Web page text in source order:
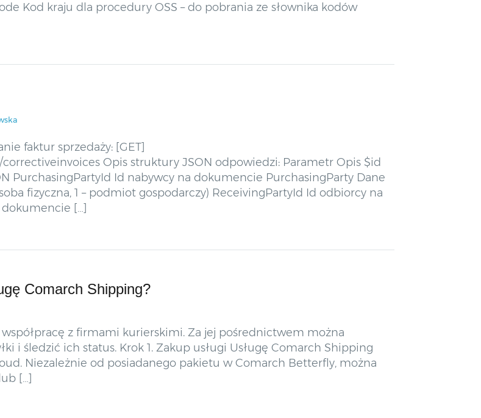
Kod kraju dla procedury OSS – do pobrania ze słownika kodów
faktur sprzedaży: [GET]
Opis struktury JSON odpowiedzi: Parametr Opis $id
PurchasingPartyId Id nabywcy na dokumencie PurchasingParty Dane
fizyczna, 1 – podmiot gospodarczy) ReceivingPartyId Id odbiorcy na
[…]
Comarch Shipping?
z firmami kurierskimi. Za jej pośrednictwem można
i śledzić ich status. Krok 1. Zakup usługi Usługę Comarch Shipping
Niezależnie od posiadanego pakietu w Comarch Betterfly, można
[…]